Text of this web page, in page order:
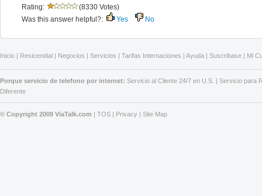
Rating:
(8330 Votes)
Was this answer helpful?:
Yes No
Inicio | Resicendial | Negocios | Servicios | Tarifas Internaciones | Ayuda | Suscribase | Mi
Porque servicio de telefono por internet: Servicio al Cliente 24/7 en U.S. | Servicio para
Diferente
© Copyright 2009 ViaTalk.com | TOS | Privacy | Site Map